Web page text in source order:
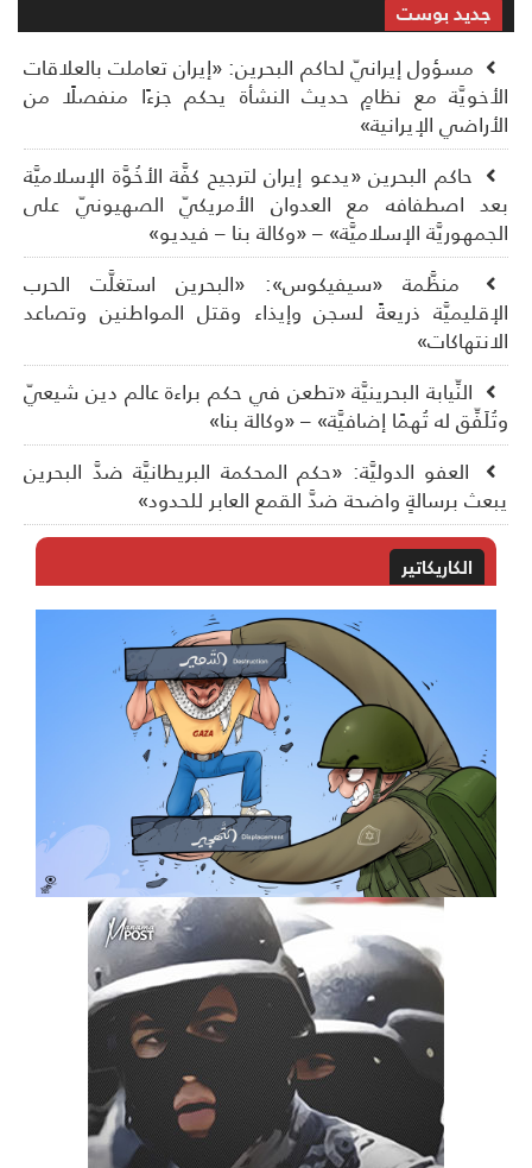
جديد بوست
مسؤول إيرانيّ لحاكم البحرين: «إيران تعاملت بالعلاقات
مع نظامٍ حديث النشأة يحكم جزءًا منفصلًا من
الإيرانية»
حاكم البحرين «يدعو إيران لترجيح كفَّة الأخُوَّة الإسلاميَّة
اصطفافه مع العدوان الأمريكيّ الصهيونيّ على
الإسلاميَّة» – «وكالة بنا – فيديو»
منظَّمة «سيفيكوس»: «البحرين استغلَّت الحرب
ذريعةً لسجن وإيذاء وقتل المواطنين وتصاعد
النِّيابة البحرينيَّة «تطعن في حكم براءة عالم دين شيعيّ
له تُهمًا إضافيَّة» – «وكالة بنا»
العفو الدوليَّة: «حكم المحكمة البريطانيَّة ضدَّ البحرين
برسالةٍ واضحة ضدَّ القمع العابر للحدود»
الكاريكاتير